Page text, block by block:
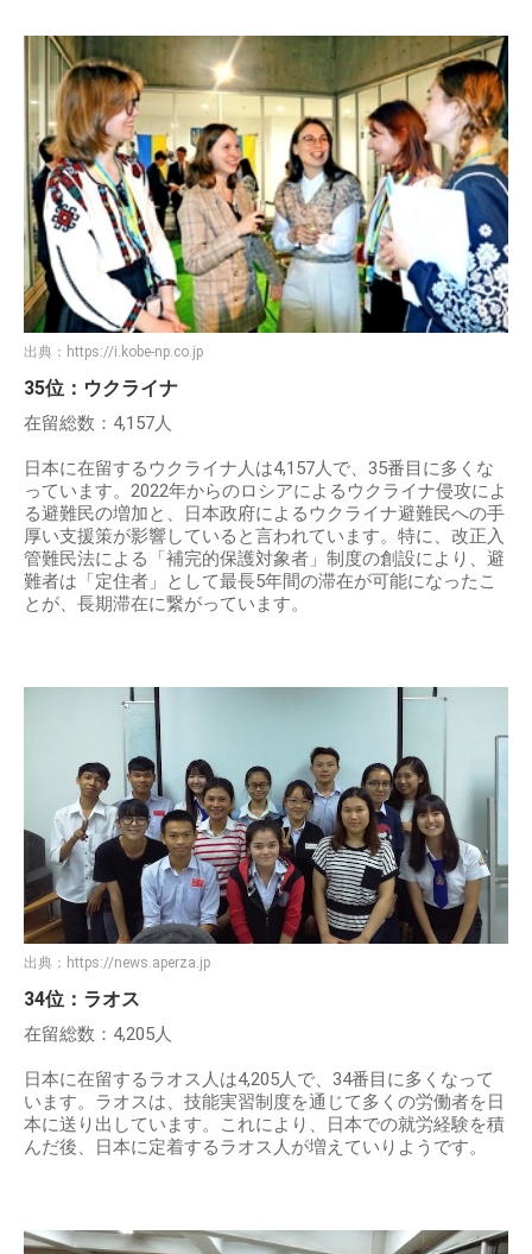
出典： https://i.kobe-np.co.jp
35位：ウクライナ
在留総数：4,157人
日本に在留するウクライナ人は4,157人で、35番目に多くな
っています。2022年からのロシアによるウクライナ侵攻によ
る避難民の増加と、日本政府によるウクライナ避難民への手
厚い支援策が影響していると言われています。特に、改正入
管難民法による「補完的保護対象者」制度の創設により、避
難者は「定住者」として最長5年間の滞在が可能になったこ
とが、長期滞在に繋がっています。
出典： https://news.aperza.jp
34位：ラオス
在留総数：4,205人
日本に在留するラオス人は4,205人で、34番目に多くなって
います。ラオスは、技能実習制度を通じて多くの労働者を日
本に送り出しています。これにより、日本での就労経験を積
んだ後、日本に定着するラオス人が増えていりようです。